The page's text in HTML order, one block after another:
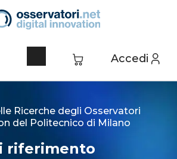
Accedi
Ricerche degli Osservatori
del Politecnico di Milano
riferimento